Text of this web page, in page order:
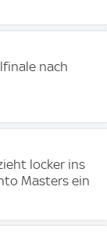
nach
locker ins
Masters ein